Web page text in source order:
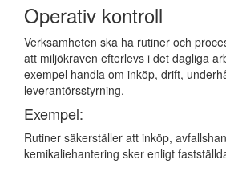
Operativ kontroll
Verksamheten ska ha rutiner och
att miljökraven efterlevs i det dagliga
exempel handla om inköp, drift,
leverantörsstyrning.
Exempel:
Rutiner säkerställer att inköp,
kemikaliehantering sker enligt